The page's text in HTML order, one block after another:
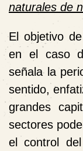
naturales de
El objetivo
en el caso
señala la
sentido,
grandes
sectores
el control del